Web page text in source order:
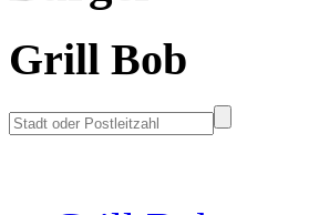
Grill Bob